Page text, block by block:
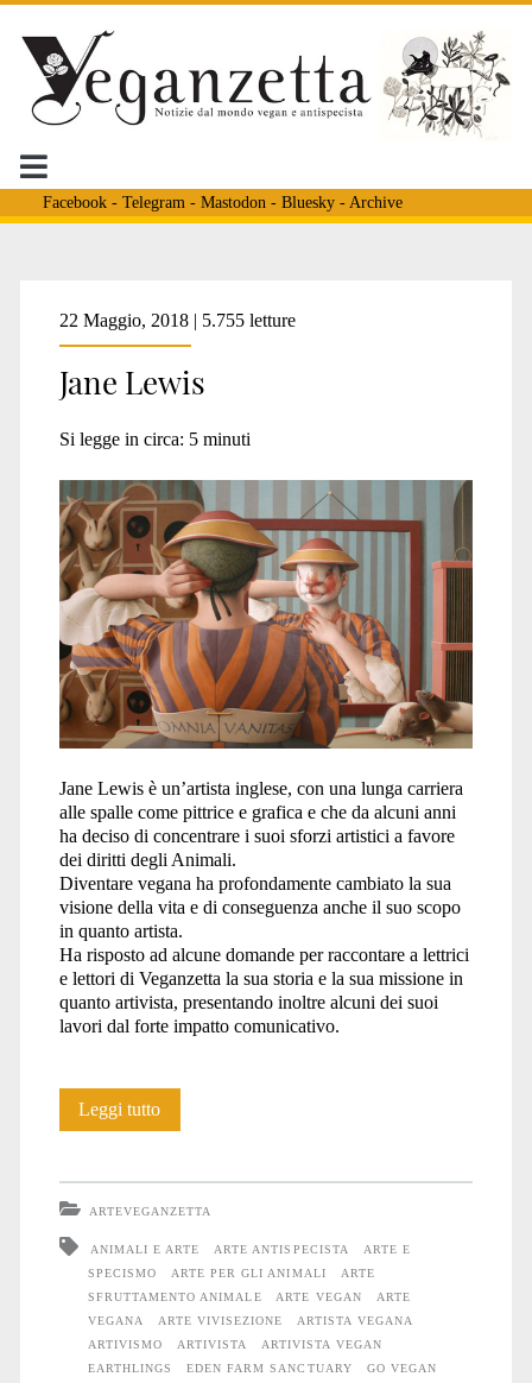
Facebook- Telegram - Mastodon - Bluesky- Archive
Tag:
<span>earthlings</
22 Maggio, 2018 | 5.755 letture
Jane Lewis
Si legge in circa: 5 minuti
Jane Lewis è un’artista inglese, con una lunga carriera
alle spalle come pittrice e grafica e che da alcuni anni
ha deciso di concentrare i suoi sforzi artistici a favore
dei diritti degli Animali.
Diventare vegana ha profondamente cambiato la sua
visione della vita e di conseguenza anche il suo scopo
in quanto artista.
Ha risposto ad alcune domande per raccontare a lettrici
e lettori di Veganzetta la sua storia e la sua missione in
quanto artivista, presentando inoltre alcuni dei suoi
lavori dal forte impatto comunicativo.
Leggi tuttoJane
ARTEVEGANZETTA
ANIMALI E ARTE ARTE ANTISPECISTA
ARTE E
SPECISMO
ARTE PER GLI ANIMALI
ARTE
SFRUTTAMENTO ANIMALE
ARTE VEGAN
ARTE
VEGANA
ARTE VIVISEZIONE
ARTISTA VEGANA
ARTIVISMO
ARTIVISTA
ARTIVISTA VEGAN
EARTHLINGS
EDEN FARM SANCTUARY
GO VEGAN